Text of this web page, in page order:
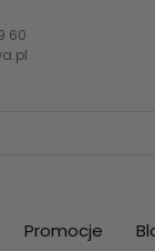
60
Promocje